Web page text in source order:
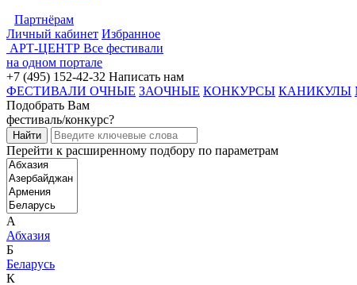
Партнёрам
Личный кабинет Избранное
АРТ-ЦЕНТР Все фестивали
на одном портале
+7 (495) 152-42-32 Написать нам
ФЕСТИВАЛИ ОЧНЫЕ ЗАОЧНЫЕ КОНКУРСЫ КАНИКУЛЫ
Подобрать Вам
фестиваль/конкурс?
Перейти к расширенному подбору по параметрам
А
Абхазия
Б
Беларусь
К